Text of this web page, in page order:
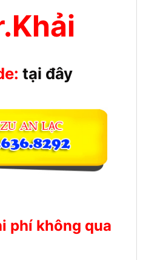
tại đây
phí không qua